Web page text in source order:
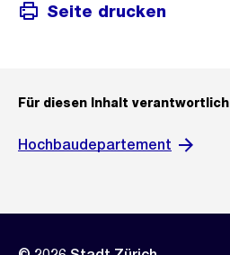
Seite drucken
Für diesen Inhalt verantwortlich
Hochbaudepartement